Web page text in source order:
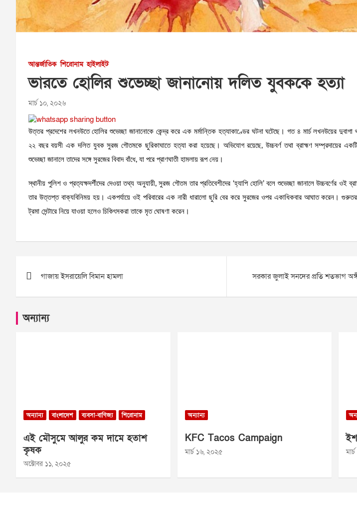
আন্তর্জাতিক শিরোনাম হাইলাইট
ভারতে হোলির শুভেচ্ছা জানানোয় দলিত যুবককে হত্যা
মার্চ ১০, ২০২৬
উত্তর প্রদেশের লখনউতে হোলির শুভেচ্ছা জানানোকে কেন্দ্র করে এক মর্মান্তিক হত্যাকাণ্ডের ঘটনা ঘটেছে। গত ৪ মার্চ লখনউয়ের দুবাগা
২২ বছর বয়সী এক দলিত যুবক সুরজ গৌতমকে ছুরিকাঘাতে হত্যা করা হয়েছে। অভিযোগ রয়েছে, উচ্চবর্ণ তথা ব্রাহ্মণ সম্প্রদায়ের একটি
শুভেচ্ছা জানালে তাদের সঙ্গে সুরজের বিবাদ বাঁধে, যা পরে প্রাণঘাতী হামলায় রূপ নেয়।
স্থানীয় পুলিশ ও প্রত্যক্ষদর্শীদের দেওয়া তথ্য অনুযায়ী, সুরজ গৌতম তার প্রতিবেশীদের ‘হ্যাপি হোলি’ বলে শুভেচ্ছা জানালে উচ্চবর্ণের ওই
তার উত্তপ্ত বাক্যবিনিময় হয়। একপর্যায়ে ওই পরিবারের এক নারী ধারালো ছুরি বের করে সুরজের ওপর একাধিকবার আঘাত করেন।
ট্রমা সেন্টারে নিয়ে যাওয়া হলেও চিকিৎসকরা তাকে মৃত ঘোষণা করেন।
navigation
গাজায় ইসরায়েলি বিমান হামলা সরকার জুলাই সনদের প্রতি শতভাগ
অন্যান্য
অন্যান্য বাংলাদেশ ব্যবসা-বাণিজ্য শিরোনাম
এই মৌসুমে আলুর কম দামে হতাশ
কৃষক
অক্টোবর ১১, ২০২৫
অন্যান্য
KFC Tacos Campaign
মার্চ ১৬, ২০২৫